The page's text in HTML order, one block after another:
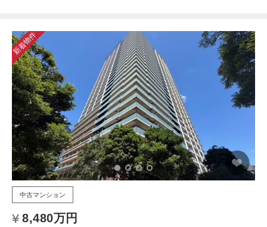
新着物件
中古マンション
8,480万円